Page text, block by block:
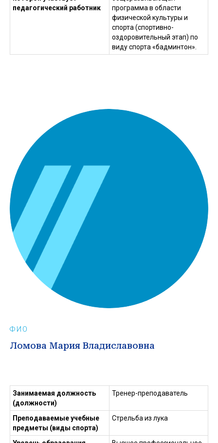
педагогический работник
программа в области
физической культуры и
спорта (спортивно-
оздоровительный этап) по
виду спорта «бадминтон».
ФИО
Ломова Мария Владиславовна
Занимаемая должность
(должности)
Тренер-преподаватель
Преподаваемые учебные
предметы (виды спорта)
Стрельба из лука